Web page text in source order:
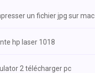
un fichier jpg sur mac
hp laser 1018
2 télécharger pc